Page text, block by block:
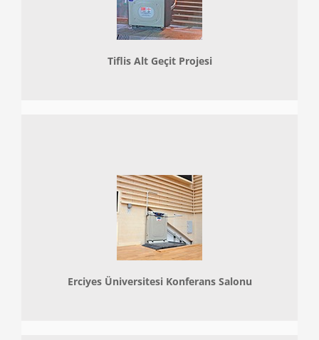
Tiflis Alt Geçit Projesi
Erciyes Üniversitesi Konferans Salonu